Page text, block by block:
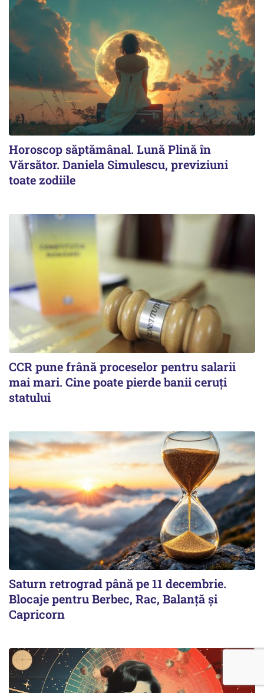
Horoscop săptămânal. Lună Plină în
Vărsător. Daniela Simulescu, previziuni
toate zodiile
CCR pune frână proceselor pentru salarii
mai mari. Cine poate pierde banii ceruți
statului
Saturn retrograd până pe 11 decembrie.
Blocaje pentru Berbec, Rac, Balanță și
Capricorn